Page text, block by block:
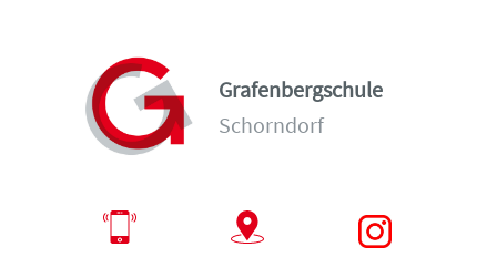
Grafenbergschule
Schorndorf